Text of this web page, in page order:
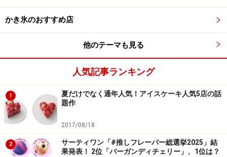
かき氷のおすすめ店
他のテーマも見る
人気記事ランキング
1
夏だけでなく通年人気！アイスケーキ人気5店の話
題作
2017/08/18
2
サーティワン「#推しフレーバー総選挙2025」結
果発表！ 2位「バーガンディチェリー」、1位は？